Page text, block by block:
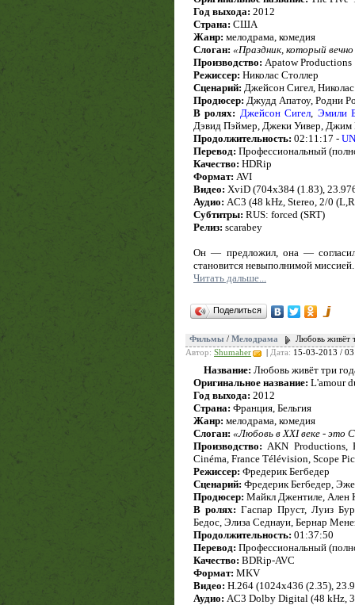
Год выхода: 2012
Страна: США
Жанр: мелодрама, комедия
Слоган: «Праздник, который
Производство: Apatow Productions
Режиссер: Николас Столлер
Сценарий: Джейсон Сигел,
Продюсер: Джудд Апатоу, Родни
В ролях: Джейсон Сигел, Эмили
Дэвид Пэймер, Джеки Уивер, Джим
Продолжительность: 02:11:17 -
Перевод: Профессиональный
Качество: HDRip
Формат: AVI
Видео: XviD (704x384 (1.83),
Аудио: AC3 (48 kHz, Stereo, 2/0
Субтитры: RUS: forced (SRT)
Релиз: scarabey
Он — предложил, она —
становится невыполнимой
Читать дальше...
Поделиться
Фильмы / Мелодрама
Любовь живёт
Автор: Shumaher Дата: 15-03-2013 /
Название: Любовь живёт три
Оригинальное название: L'amour
Год выхода: 2012
Страна: Франция, Бельгия
Жанр: мелодрама, комедия
Слоган: «Любовь в XXI веке - это
Производство: AKN Productions,
Cinéma, France Télévision, Scope
Режиссер: Фредерик Бегбедер
Сценарий: Фредерик Бегбедер,
Продюсер: Майкл Джентиле, Ален
В ролях: Гаспар Пруст, Луиз
Бедос, Элиза Седнауи, Бернар
Продолжительность: 01:37:50
Перевод: Профессиональный
Качество: BDRip-AVC
Формат: MKV
Видео: H.264 (1024x436 (2.35),
Аудио: AC3 Dolby Digital (48 kHz,